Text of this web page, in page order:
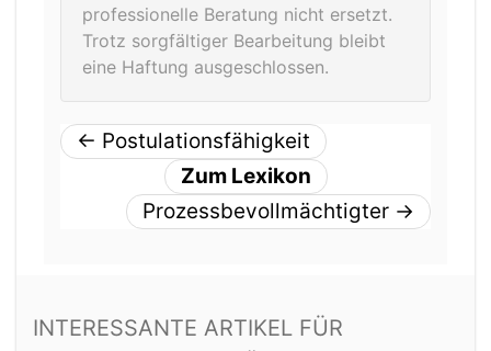
professionelle Beratung nicht ersetzt.
Trotz sorgfältiger Bearbeitung bleibt
eine Haftung ausgeschlossen.
← Postulationsfähigkeit
Zum Lexikon
Prozessbevollmächtigter →
INTERESSANTE ARTIKEL FÜR